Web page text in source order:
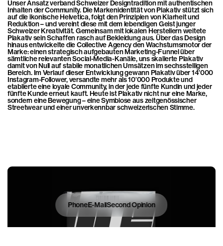
PhoneE-MailSecond Opinion
Unser Ansatz verband Schweizer Designtradition mit authentischen
Inhalten der Community. Die Markenidentität von Plakativ stützt sich
auf die ikonische Helvetica, folgt den Prinzipien von Klarheit und
Reduktion – und vereint diese mit dem lebendigen Geist junger
Schweizer Kreativität. Gemeinsam mit lokalen Herstellern weitete
Plakativ sein Schaffen rasch auf Bekleidung aus. Über das Design
hinaus entwickelte die Collective Agency den Wachstumsmotor der
Marke: einen strategisch aufgebauten Marketing-Funnel über
sämtliche relevanten Social-Media-Kanäle, uns skalierte Plakativ
damit von Null auf stabile monatlichen Umsätzen im sechsstelligen
Bereich. Im Verlauf dieser Entwicklung gewann Plakativ über 14’000
Instagram-Follower, versandte mehr als 10’000 Produkte und
etablierte eine loyale Community, in der jede fünfte Kundin und jeder
fünfte Kunde erneut kauft. Heute ist Plakativ nicht nur eine Marke,
sondern eine Bewegung – eine Symbiose aus zeitgenössischer
Streetwear und einer unverkennbar schweizerischen Stimme.